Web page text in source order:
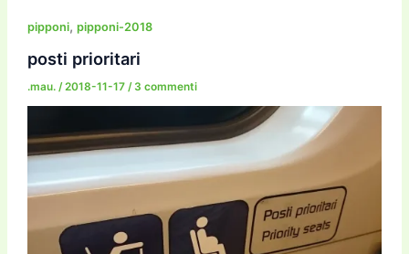
pipponi, pipponi-2018
posti prioritari
.mau. /2018-11-17 / 3 commenti